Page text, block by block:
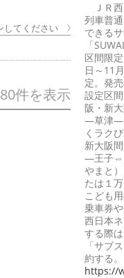
してください
件を表示
ＪＲ西
列車普
できる
「
区間限
日～11
定。発
設定区
阪・新
―草津―
くラク
新大阪
―王子⇔
やまと
たは１
こども
乗車券
西日本
する際
「サブ
約する。
https://